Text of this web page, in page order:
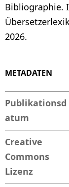
Bibliographie.
2026.
METADATEN
Publikationsd
atum
Creative
Commons
Lizenz